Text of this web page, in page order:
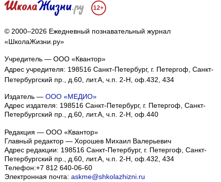
12+
© 2000–2026 Ежедневный познавательный журнал
«ШколаЖизни.ру»
Учредитель — ООО «Квантор»
Адрес учредителя: 198516 Санкт-Петербург, г. Петергоф, Санкт-
Петербургский пр., д.60, лит.А, ч.п. 2-Н, оф.432, 434
Издатель — ООО «МЕДИО»
Адрес издателя: 198516 Санкт-Петербург, г. Петергоф, Санкт-
Петербургский пр., д.60, лит.А, ч.п. 2-Н, оф.440
Редакция — ООО «Квантор»
Главный редактор — Хорошев Михаил Валерьевич
Адрес редакции: 198516 Санкт-Петербург, г. Петергоф, Санкт-
Петербургский пр., д.60, лит.А, ч.п. 2-Н, оф.432, 434
Телефон:+7 812 640-06-60
Электронная почта: askme@shkolazhizni.ru